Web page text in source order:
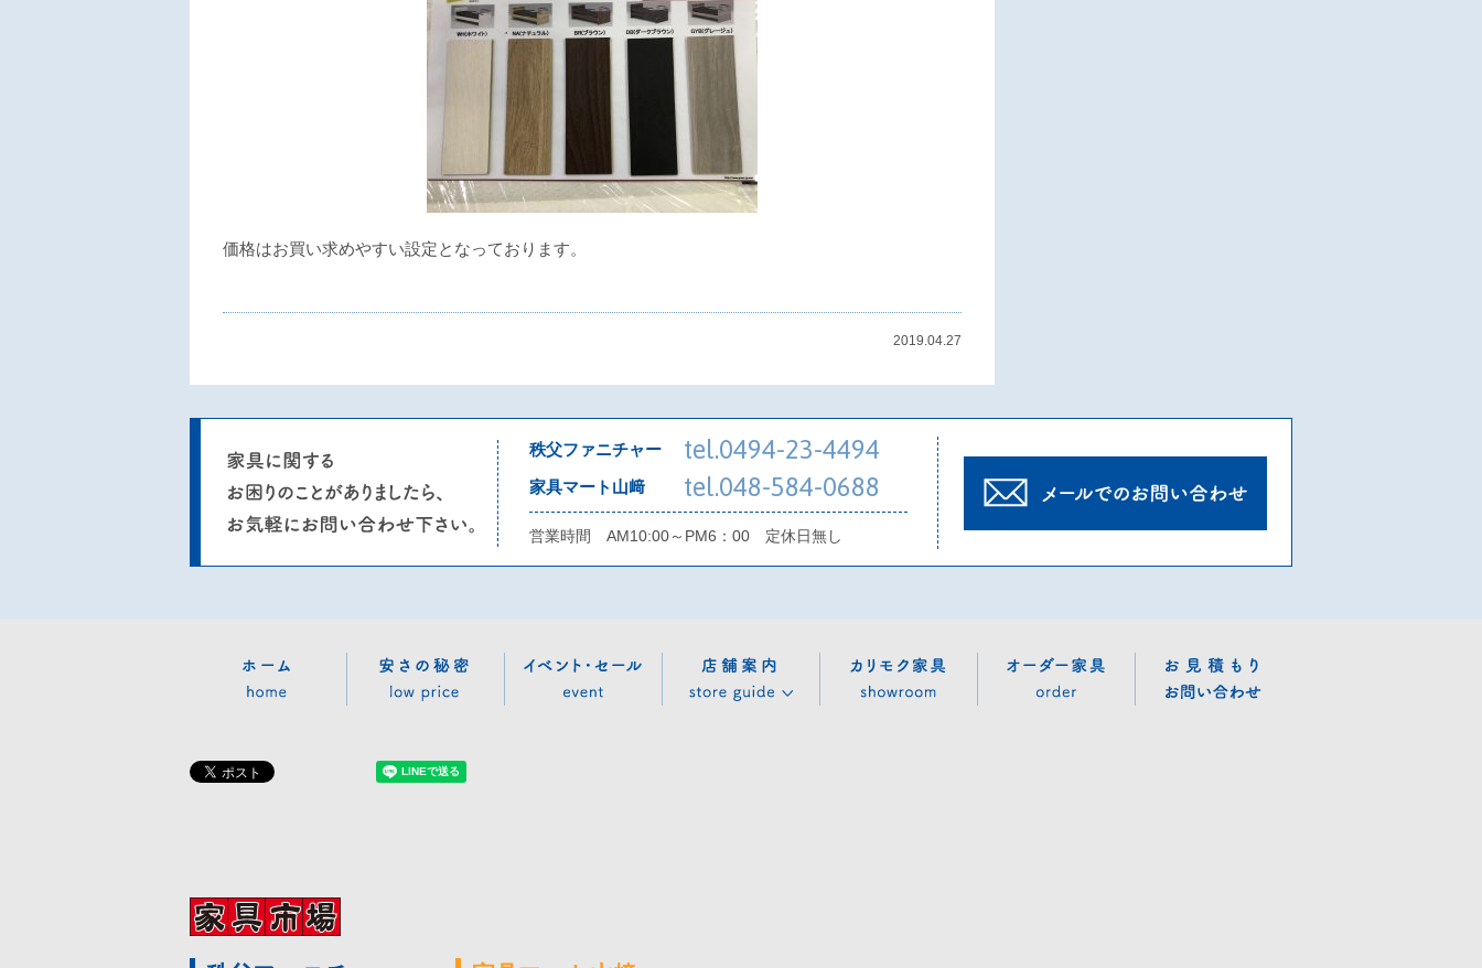
価格はお買い求めやすい設定となっております。
2019.04.27
秩父ファニチャー tel.0494-23-4494
家具マート山﨑 tel.048-584-0688
営業時間 AM10:00～PM6：00 定休日無し